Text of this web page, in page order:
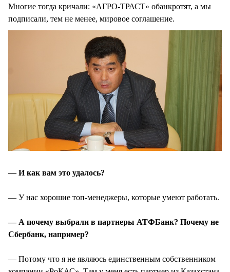
Многие тогда кричали: «АГРО-ТРАСТ» обанкротят, а мы
подписали, тем не менее, мировое соглашение.
— И как вам это удалось?
— У нас хорошие топ-менеджеры, которые умеют работать.
— А почему выбрали в партнеры АТФБанк? Почему не
Сбербанк, например?
— Потому что я не являюсь единственным собственником